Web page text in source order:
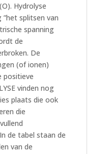
Hydrolyse
splitsen van
spanning
de
De
(of ionen)
positieve
vinden nog
plaats die ook
die
de tabel staan de
van de